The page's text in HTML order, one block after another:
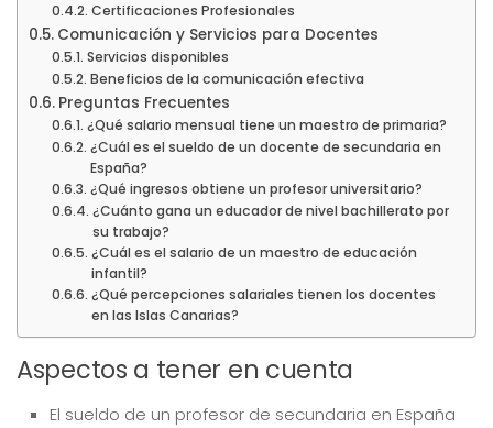
Certificaciones Profesionales
Comunicación y Servicios para Docentes
Servicios disponibles
Beneficios de la comunicación efectiva
Preguntas Frecuentes
¿Qué salario mensual tiene un maestro de primaria?
¿Cuál es el sueldo de un docente de secundaria en
España?
¿Qué ingresos obtiene un profesor universitario?
¿Cuánto gana un educador de nivel bachillerato por
su trabajo?
¿Cuál es el salario de un maestro de educación
infantil?
¿Qué percepciones salariales tienen los docentes
en las Islas Canarias?
Aspectos a tener en cuenta
El sueldo de un profesor de secundaria en España